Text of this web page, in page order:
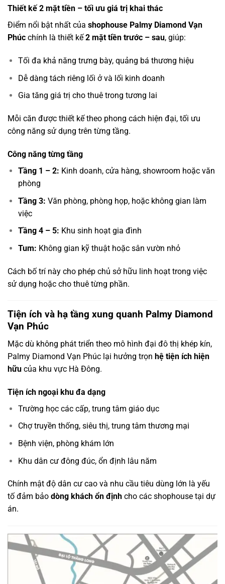
Thiết kế 2 mặt tiền – tối ưu giá trị khai thác
Điểm nổi bật nhất của shophouse Palmy Diamond Vạn
Phúc chính là thiết kế2 mặt tiền trước – sau, giúp:
Tối đa khả năng trưng bày, quảng bá thương hiệu
Dễ dàng tách riêng lối ở và lối kinh doanh
Gia tăng giá trị cho thuê trong tương lai
Mỗi căn được thiết kế theo phong cách hiện đại, tối ưu
công năng sử dụng trên từng tầng.
Công năng từng tầng
Tầng 1 – 2: Kinh doanh, cửa hàng, showroom hoặc văn
phòng
Tầng 3: Văn phòng, phòng họp, hoặc không gian làm
việc
Tầng 4 – 5: Khu sinh hoạt gia đình
Tum: Không gian kỹ thuật hoặc sân vườn nhỏ
Cách bố trí này cho phép chủ sở hữu linh hoạt trong việc
sử dụng hoặc cho thuê từng phần.
Tiện ích và hạ tầng xung quanh Palmy Diamond
Vạn Phúc
Mặc dù không phát triển theo mô hình đại đô thị khép kín,
Palmy Diamond Vạn Phúc lại hưởng trọn hệ tiện ích hiện
hữu của khu vực Hà Đông.
Tiện ích ngoại khu đa dạng
Trường học các cấp, trung tâm giáo dục
Chợ truyền thống, siêu thị, trung tâm thương mại
Bệnh viện, phòng khám lớn
Khu dân cư đông đúc, ổn định lâu năm
Chính mật độ dân cư cao và nhu cầu tiêu dùng lớn là yếu
tố đảm bảo dòng khách ổn định cho các shophouse tại dự
án.